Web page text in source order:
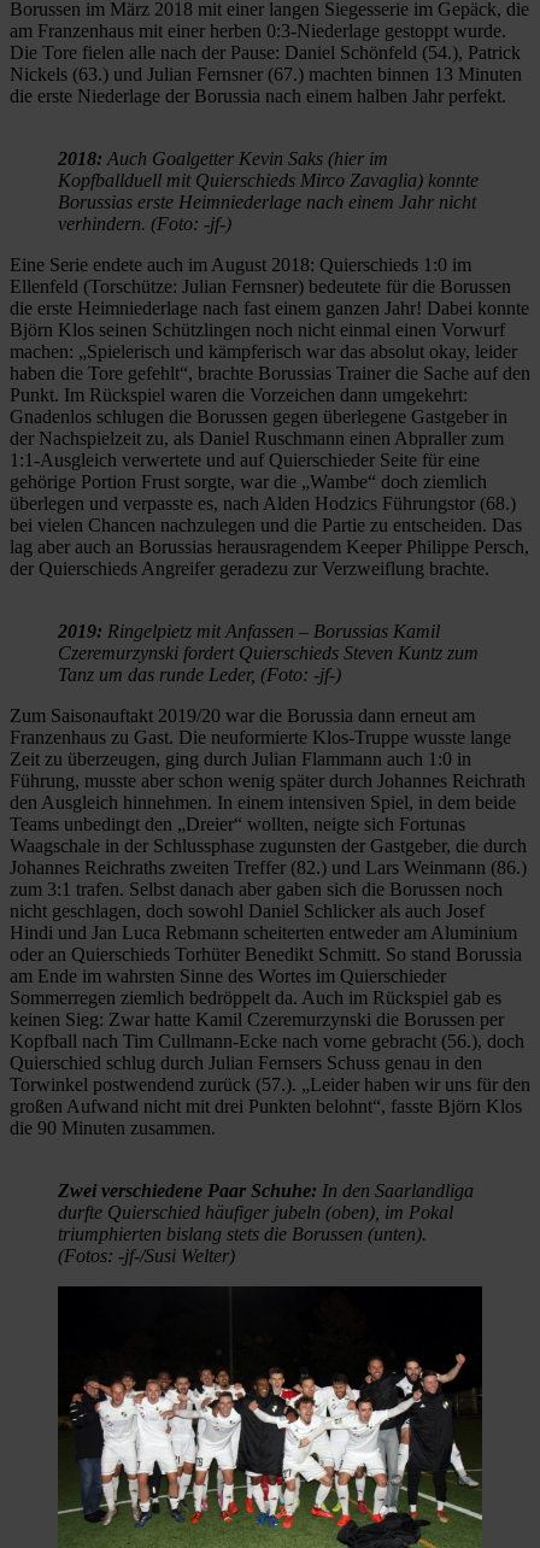
Borussen im März 2018 mit einer langen Siegesserie im Gepäck, die
am Franzenhaus mit einer herben 0:3-Niederlage gestoppt wurde.
Die Tore fielen alle nach der Pause: Daniel Schönfeld (54.), Patrick
Nickels (63.) und Julian Fernsner (67.) machten binnen 13 Minuten
die erste Niederlage der Borussia nach einem halben Jahr perfekt.
2018: Auch Goalgetter Kevin Saks (hier im
Kopfballduell mit Quierschieds Mirco Zavaglia) konnte
Borussias erste Heimniederlage nach einem Jahr nicht
verhindern. (Foto: -jf-)
Eine Serie endete auch im August 2018: Quierschieds 1:0 im
Ellenfeld (Torschütze: Julian Fernsner) bedeutete für die Borussen
die erste Heimniederlage nach fast einem ganzen Jahr! Dabei konnte
Björn Klos seinen Schützlingen noch nicht einmal einen Vorwurf
machen: „Spielerisch und kämpferisch war das absolut okay, leider
haben die Tore gefehlt“, brachte Borussias Trainer die Sache auf den
Punkt. Im Rückspiel waren die Vorzeichen dann umgekehrt:
Gnadenlos schlugen die Borussen gegen überlegene Gastgeber in
der Nachspielzeit zu, als Daniel Ruschmann einen Abpraller zum
1:1-Ausgleich verwertete und auf Quierschieder Seite für eine
gehörige Portion Frust sorgte, war die „Wambe“ doch ziemlich
überlegen und verpasste es, nach Alden Hodzics Führungstor (68.)
bei vielen Chancen nachzulegen und die Partie zu entscheiden. Das
lag aber auch an Borussias herausragendem Keeper Philippe Persch,
der Quierschieds Angreifer geradezu zur Verzweiflung brachte.
2019: Ringelpietz mit Anfassen – Borussias Kamil
Czeremurzynski fordert Quierschieds Steven Kuntz zum
Tanz um das runde Leder, (Foto: -jf-)
Zum Saisonauftakt 2019/20 war die Borussia dann erneut am
Franzenhaus zu Gast. Die neuformierte Klos-Truppe wusste lange
Zeit zu überzeugen, ging durch Julian Flammann auch 1:0 in
Führung, musste aber schon wenig später durch Johannes Reichrath
den Ausgleich hinnehmen. In einem intensiven Spiel, in dem beide
Teams unbedingt den „Dreier“ wollten, neigte sich Fortunas
Waagschale in der Schlussphase zugunsten der Gastgeber, die durch
Johannes Reichraths zweiten Treffer (82.) und Lars Weinmann (86.)
zum 3:1 trafen. Selbst danach aber gaben sich die Borussen noch
nicht geschlagen, doch sowohl Daniel Schlicker als auch Josef
Hindi und Jan Luca Rebmann scheiterten entweder am Aluminium
oder an Quierschieds Torhüter Benedikt Schmitt. So stand Borussia
am Ende im wahrsten Sinne des Wortes im Quierschieder
Sommerregen ziemlich bedröppelt da. Auch im Rückspiel gab es
keinen Sieg: Zwar hatte Kamil Czeremurzynski die Borussen per
Kopfball nach Tim Cullmann-Ecke nach vorne gebracht (56.), doch
Quierschied schlug durch Julian Fernsers Schuss genau in den
Torwinkel postwendend zurück (57.). „Leider haben wir uns für den
großen Aufwand nicht mit drei Punkten belohnt“, fasste Björn Klos
die 90 Minuten zusammen.
Zwei verschiedene Paar Schuhe: In den Saarlandliga
durfte Quierschied häufiger jubeln (oben), im Pokal
triumphierten bislang stets die Borussen (unten).
(Fotos: -jf-/Susi Welter)